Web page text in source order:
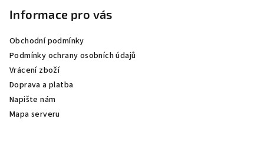
Informace pro vás
Obchodní podmínky
Podmínky ochrany osobních údajů
Vrácení zboží
Doprava a platba
Napište nám
Mapa serveru